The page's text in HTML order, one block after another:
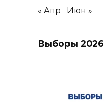
« Апр Июн »
Выборы 2026